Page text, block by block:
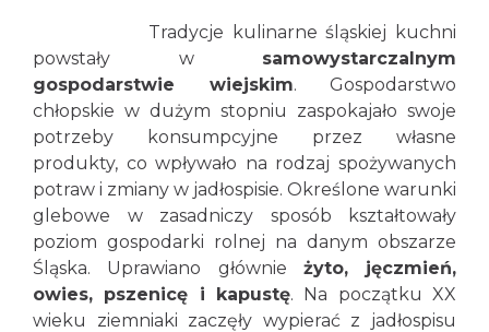
Tradycje kulinarne śląskiej kuchni
powstały w samowystarczalnym
gospodarstwie wiejskim. Gospodarstwo
chłopskie w dużym stopniu zaspokajało swoje
potrzeby konsumpcyjne przez własne
produkty, co wpływało na rodzaj spożywanych
potraw i zmiany w jadłospisie. Określone warunki
glebowe w zasadniczy sposób kształtowały
poziom gospodarki rolnej na danym obszarze
Śląska. Uprawiano głównie żyto, jęczmień,
owies, pszenicę i kapustę. Na początku XX
wieku ziemniaki zaczęły wypierać z jadłospisu